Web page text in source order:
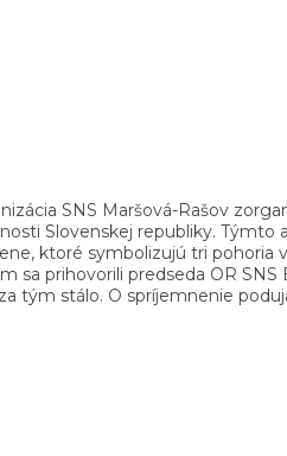
SNS Maršová-Rašov
Slovenskej republiky.
ktoré symbolizujú tri
sa prihovorili predseda OR SNS
tým stálo. O spríjemnenie